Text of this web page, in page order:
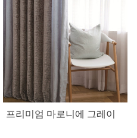
프리미엄 마로니에 그레이